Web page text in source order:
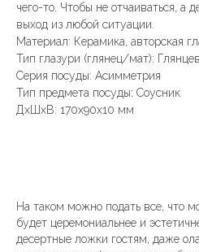
чего-то. Чтобы не отчаиваться, а
выход из любой ситуации.
Материал: Керамика, авторская
Тип глазури (глянец/мат):
Серия посуды: Асимметрия
Тип предмета посуды: Соусник
ДxШxВ: 170x90x10 мм
На таком можно подать все, что
будет церемониальнее и
десертные ложки гостям, даже